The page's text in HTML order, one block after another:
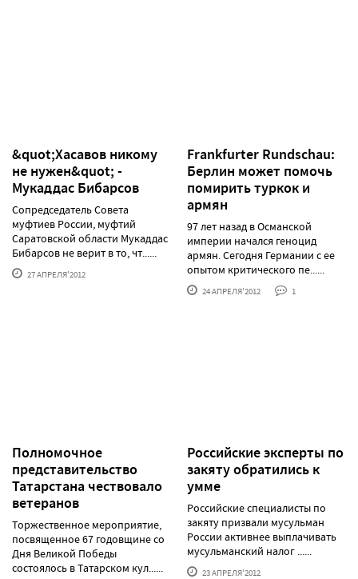
&quot;Хасавов никому
не нужен&quot; -
Мукаддас Бибарсов
Сопредседатель Совета
муфтиев России, муфтий
Саратовской области Мукаддас
Бибарсов не верит в то, чт......
27 АПРЕЛЯ'2012
Frankfurter Rundschau:
Берлин может помочь
помирить туркок и
армян
97 лет назад в Османской
империи начался геноцид
армян. Сегодня Германии с ее
опытом критического пе......
24 АПРЕЛЯ'2012 1
Полномочное
представительство
Татарстана чествовало
ветеранов
Торжественное мероприятие,
посвященное 67 годовщине со
Дня Великой Победы
состоялось в Татарском кул......
Российские эксперты по
закяту обратились к
умме
Российские специалисты по
закяту призвали мусульман
России активнее выплачивать
мусульманский налог ......
23 АПРЕЛЯ'2012